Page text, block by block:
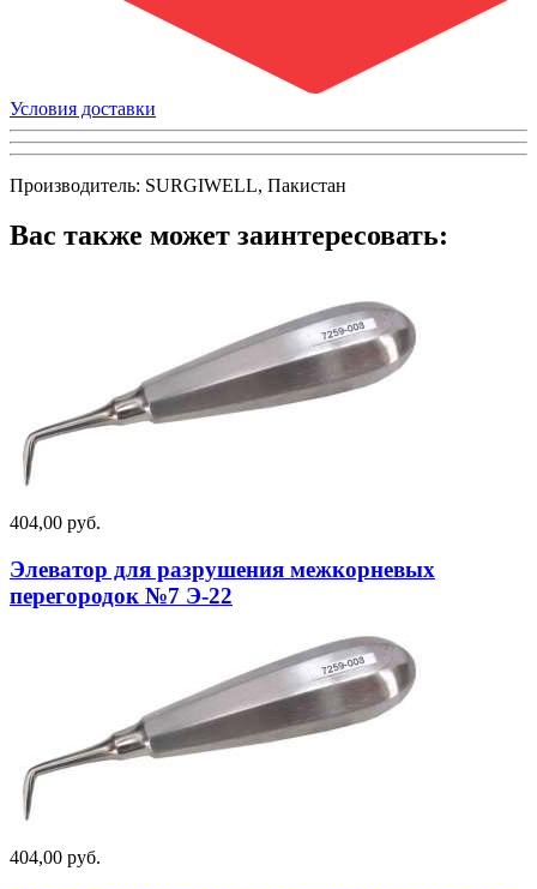
Условия доставки
Производитель: SURGIWELL, Пакистан
Вас также может заинтересовать:
404,00 руб.
Элеватор для разрушения межкорневых
перегородок №7 Э-22
404,00 руб.